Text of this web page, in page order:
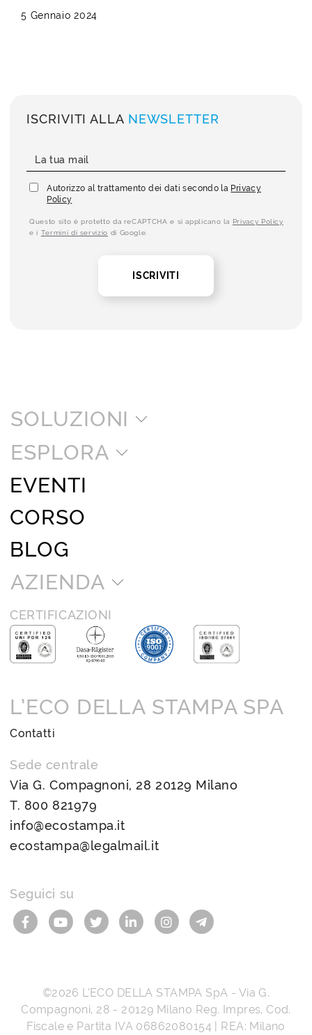
5 Gennaio 2024
ISCRIVITI ALLA NEWSLETTER
Autorizzo al trattamento dei dati secondo la Privacy
Policy
Questo sito è protetto da reCAPTCHA e si applicano la Privacy Policy
e i Termini di servizio di Google.
ISCRIVITI
SOLUZIONI
ESPLORA
EVENTI
CORSO
BLOG
AZIENDA
CERTIFICAZIONI
L’ECO DELLA STAMPA SPA
Contatti
Sede centrale
Via G. Compagnoni, 28 20129 Milano
T. 800 821979
info@ecostampa.it
ecostampa@legalmail.it
Seguici su
©2026 L’ECO DELLA STAMPA SpA - Via G.
Compagnoni, 28 - 20129 Milano Reg. Impres, Cod.
Fiscale e Partita IVA 06862080154 | REA: Milano